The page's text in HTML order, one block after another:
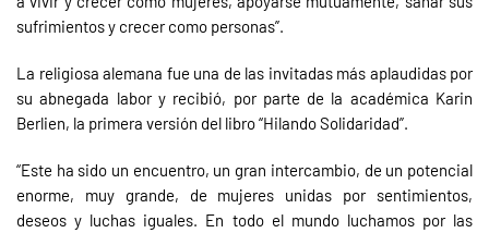
sufrimientos y crecer como personas”.
La religiosa alemana fue una de las invitadas más aplaudidas por
su abnegada labor y recibió, por parte de la académica Karin
Berlien, la primera versión del libro “Hilando Solidaridad”.
“Este ha sido un encuentro, un gran intercambio, de un potencial
enorme, muy grande, de mujeres unidas por sentimientos,
deseos y luchas iguales. En todo el mundo luchamos por las